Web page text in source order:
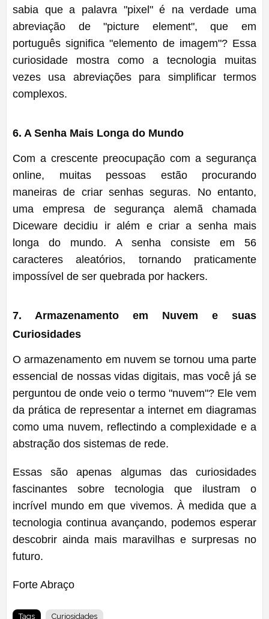
sabia que a palavra "pixel" é na verdade uma
abreviação de "picture element", que em
português significa "elemento de imagem"? Essa
curiosidade mostra como a tecnologia muitas
vezes usa abreviações para simplificar termos
complexos.
6. A Senha Mais Longa do Mundo
Com a crescente preocupação com a segurança
online, muitas pessoas estão procurando
maneiras de criar senhas seguras. No entanto,
uma empresa de segurança alemã chamada
Diceware decidiu ir além e criar a senha mais
longa do mundo. A senha consiste em 56
caracteres aleatórios, tornando praticamente
impossível de ser quebrada por hackers.
7. Armazenamento em Nuvem e suas
Curiosidades
O armazenamento em nuvem se tornou uma parte
essencial de nossas vidas digitais, mas você já se
perguntou de onde veio o termo "nuvem"? Ele vem
da prática de representar a internet em diagramas
como uma nuvem, reflectindo a complexidade e a
abstração dos sistemas de rede.
Essas são apenas algumas das curiosidades
fascinantes sobre tecnologia que ilustram o
incrível mundo em que vivemos. À medida que a
tecnologia continua avançando, podemos esperar
descobrir ainda mais maravilhas e surpresas no
futuro.
Forte Abraço
Tags Curiosidades